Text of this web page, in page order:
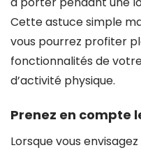
Cette astuce simple
vous pourrez profiter
fonctionnalités de
d’activité physique.
Prenez en compte
Lorsque vous